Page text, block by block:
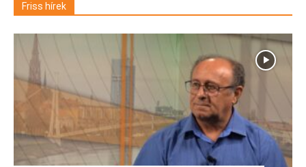
Friss hírek